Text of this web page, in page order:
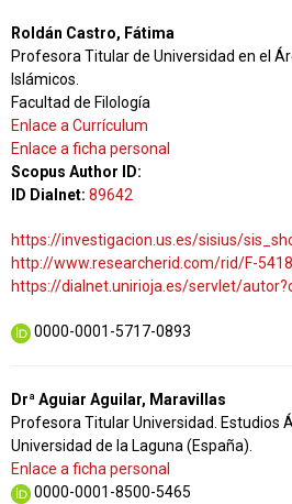
Roldán Castro, Fátima
Profesora Titular de Universidad en el
Islámicos.
Facultad de Filología
Enlace a Currículum
Enlace a ficha personal
Scopus Author ID:
ID Dialnet: 89642
https://investigacion.us.es/sisius/
http://www.researcherid.com/rid/F-
https://dialnet.unirioja.es/servlet/
0000-0001-5717-0893
Drª Aguiar Aguilar, Maravillas
Profesora Titular Universidad. Estudios
Universidad de la Laguna (España).
Enlace a ficha personal
0000-0001-8500-5465